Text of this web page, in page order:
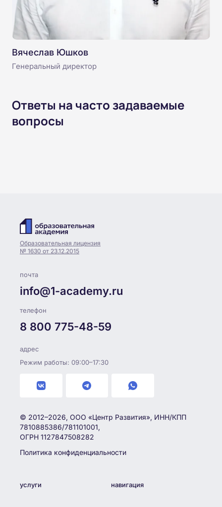
Вячеслав Юшков
Генеральный директор
Ответы на часто задаваемые
вопросы
Образовательная лицензия
№ 1630 от 23.12.2015
почта
info@1-academy.ru
телефон
8 800 775-48-59
адрес
Режим работы: 09:00–17:30
© 2012–2026, ООО «Центр Развития», ИНН/КПП
7810885386/781101001,
ОГРН 1127847508282
Политика конфиденциальности
услуги навигация